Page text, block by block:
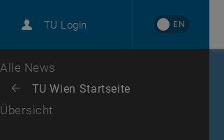
TU Login EN
Karriere
Zur 1. Menü Ebene
Alle News
Zurück: Subseiten von TU Wien Startseite auflisten
Zurück zur letzten Ebene:
TU Wien Startseite
Übersicht